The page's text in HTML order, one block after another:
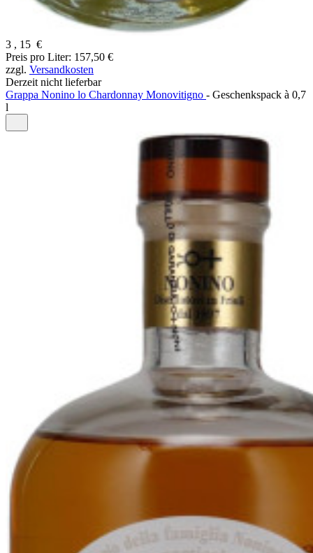
3 , 15 €
Preis pro Liter: 157,50 €
zzgl. Versandkosten
Derzeit nicht lieferbar
Grappa Nonino lo Chardonnay Monovitigno - Geschenkspack à 0,7
l